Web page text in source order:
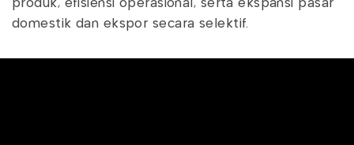
produk, efisiensi operasional, serta ekspansi pasar
domestik dan ekspor secara selektif.